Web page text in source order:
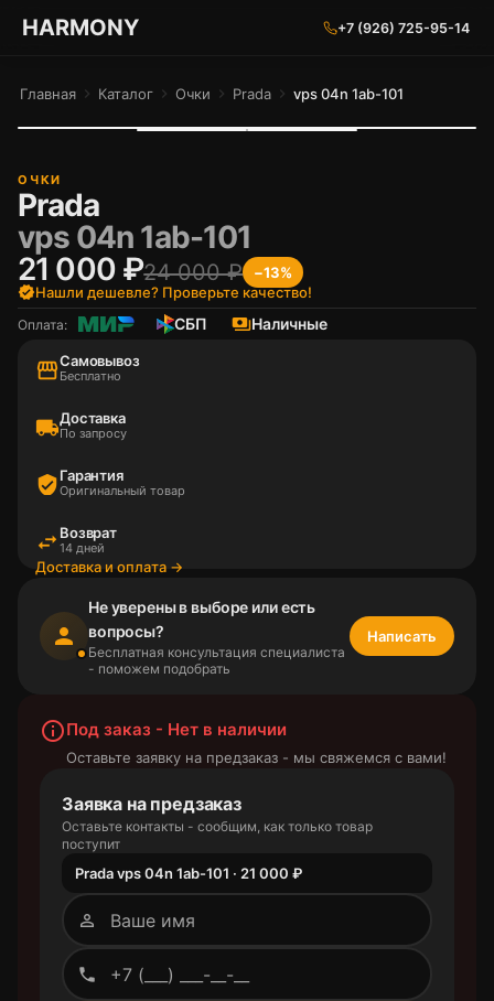
ГАРМОНИЯ ГЛАЗ
HARMONY +7 (926) 725-95-14
Главная chevron_right Каталог chevron_right Очки chevron_right Prada chevron_right vps 04n 1ab-101
ОЧКИ
Prada
vps 04n 1ab-101
21 000 ₽24 000 ₽
−13%
verifiedНашли дешевле? Проверьте качество!
Оплата: СБП paymentsНаличные
storefrontСамовывоз
Бесплатно
local_shippingДоставка
По запросу
verified_userГарантия
Оригинальный товар
swap_horiz Возврат
14 дней
Доставка и оплата →
person
Не уверены в выборе или есть
вопросы?
Бесплатная консультация специалиста
- поможем подобрать
Написать
info_outlineПод заказ - Нет в наличии
Оставьте заявку на предзаказ - мы свяжемся с вами!
Заявка на предзаказ
Оставьте контакты - сообщим, как только товар
поступит
Prada vps 04n 1ab-101 · 21 000 ₽
person_outline
phone_outlined